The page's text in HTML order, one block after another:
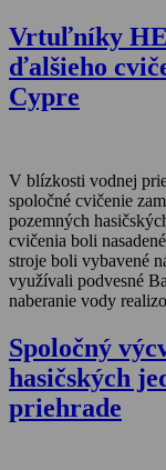
Vrtuľníky
ďalšieho
Cypre
V blízkosti vodnej
spoločné cvičenie
pozemných
cvičenia boli
stroje boli vybavené
využívali podvesné
naberanie vody
Spoločný
hasičských
priehrade